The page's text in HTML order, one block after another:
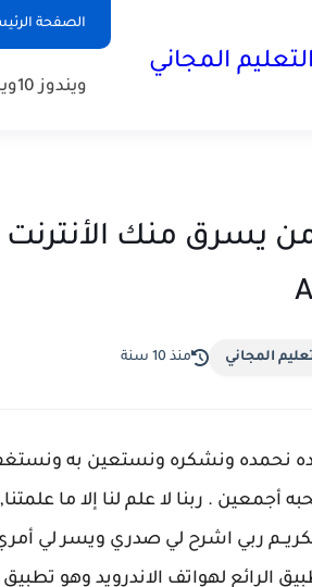
الصفحة
المجاني
ويندوز 10
المجاني منذ 10 سنة
نحمده ونشكره ونستعين به
أجمعين . ربنا لا علم لنا إلا ما
ربي اشرح لي صدري ويسر لي